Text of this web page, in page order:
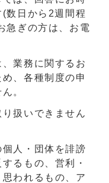
数日から2週間程
急ぎの方は、お電
業務に関するお
、各種制度の申
。
扱いできません
人・団体を誹謗
るもの、営利・
われるもの、ア